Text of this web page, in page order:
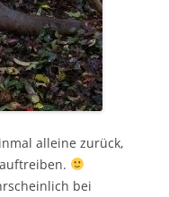
alleine zurück,
bei